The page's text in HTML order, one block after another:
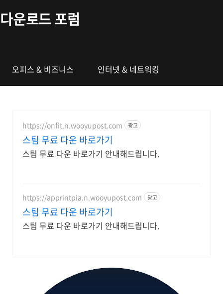
다운로드 포럼
오피스 & 비즈니스 인터넷 & 네트워킹
https://onfit.n.wooyupost.com 광고
스팀 무료 다운 바로가기
스팀 무료 다운 바로가기 안내해드립니다.
https://apprintpia.n.wooyupost.com 광고
스팀 무료 다운 바로가기
스팀 무료 다운 바로가기 안내해드립니다.